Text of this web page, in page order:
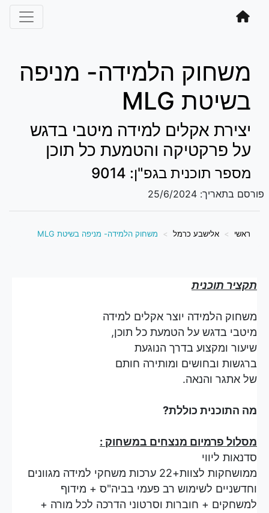
משחוק הלמידה- מניפה
בשיטת MLG
יצירת אקלים למידה מיטבי בדגש
על פרקטיקה והטמעת כל תוכן
מספר תוכנית בגפ"ן: 9014
פורסם בתאריך: 25/6/2024
ראשי אלישבע כרמל משחוק הלמידה- מניפה בשיטת MLG
תקציר תוכנית
משחוק הלמידה יוצר אקלים למידה
מיטבי בדגש על הטמעת כל תוכן,
שיעור ומקצוע בדרך הנוגעת
ברגשות ובחושים ומותירה חותם
של אתגר והנאה.
מה התוכנית כוללת?
מסלול פרמיום מנצחים במשחוק :
סדנאות ליווי
ממושחקות לצוות+22 ערכות משחקי למידה מגוונים
וחדשניים לשימוש רב פעמי בביה"ס + מידוף
למשחקים + חוברות וסרטוני הדרכה לכל מורה +